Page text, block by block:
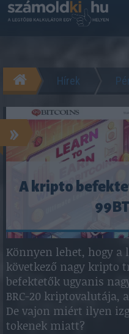
Hírek
»
A kripto
Könnyen lehet, hogy a
következő nagy kripto
befektetők ugyanis
BRC-20 kriptovalutája,
De vajon miért ilyen
tokenek miatt?